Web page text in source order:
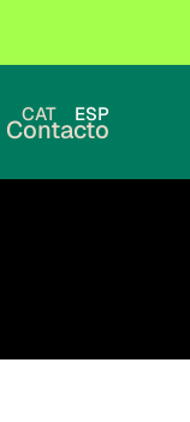
CAT ESP
Contacto